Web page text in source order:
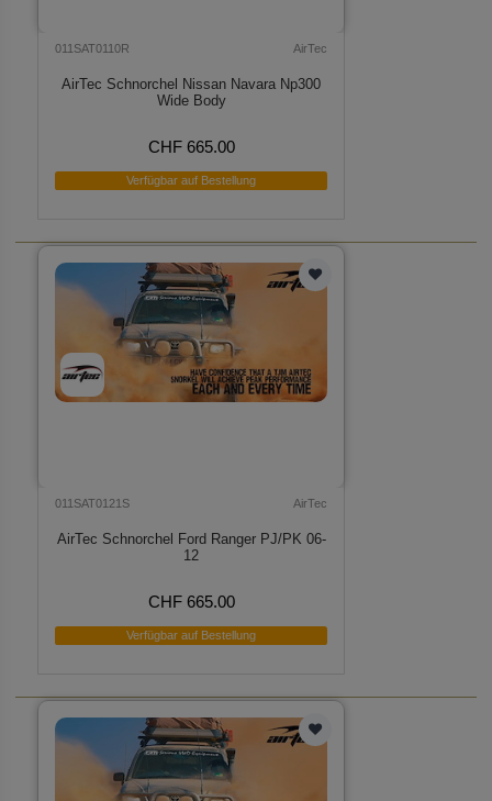
011SAT0110R AirTec
AirTec Schnorchel Nissan Navara Np300
Wide Body
CHF 665.00
Verfügbar auf Bestellung
011SAT0121S AirTec
AirTec Schnorchel Ford Ranger PJ/PK 06-
12
CHF 665.00
Verfügbar auf Bestellung